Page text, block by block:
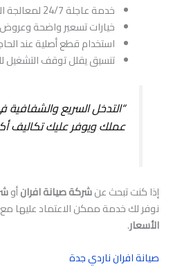
خدمة عاجلة 24/7 لمعالجة الأعطال فورًا.
خيارات تسعير واضحة
استخدام قطع أصلية عند
تنسيق يقلل توقف التشغيل
“التدخل السريع
عملك ويوفر عليك تكاليف
إذا كنت تبحث عنشركة صيانة افرانأو
نوفر لك خدمة ممكن الاعتماد عليها مع
الأسعار.
صيانة افران ناردي جدة